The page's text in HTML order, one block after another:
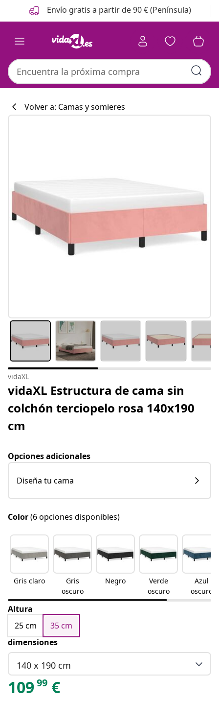
Anterior
Siguiente Envío gratis a partir de 90 € (Península)
Volver a: Camas y somieres
vidaXL
vidaXL Estructura de cama sin
colchón terciopelo rosa 140x190
cm
Opciones adicionales
Diseña tu cama
Color(6 opciones disponibles)
Gris claro
Gris
oscuro
Negro
Verde
oscuro
Azul
oscuro
Altura
25 cm
35 cm
dimensiones
140 x 190 cm
10999 €